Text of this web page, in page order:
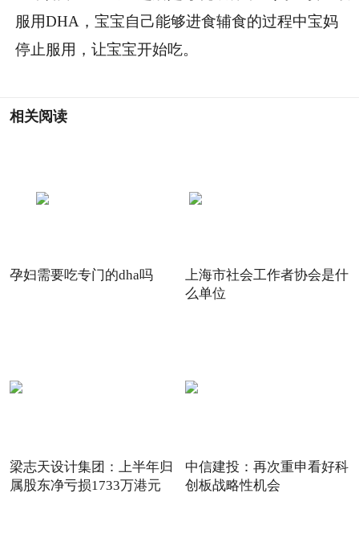
服用DHA，宝宝自己能够进食辅食的过程中宝妈
停止服用，让宝宝开始吃。
相关阅读
孕妇需要吃专门的dha吗
上海市社会工作者协会是什
么单位
梁志天设计集团：上半年归
属股东净亏损1733万港元
中信建投：再次重申看好科
创板战略性机会